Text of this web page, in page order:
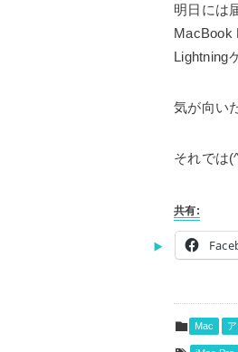
明日には
MacBook
Lightning
気が向い
それでは
共有:
Mac